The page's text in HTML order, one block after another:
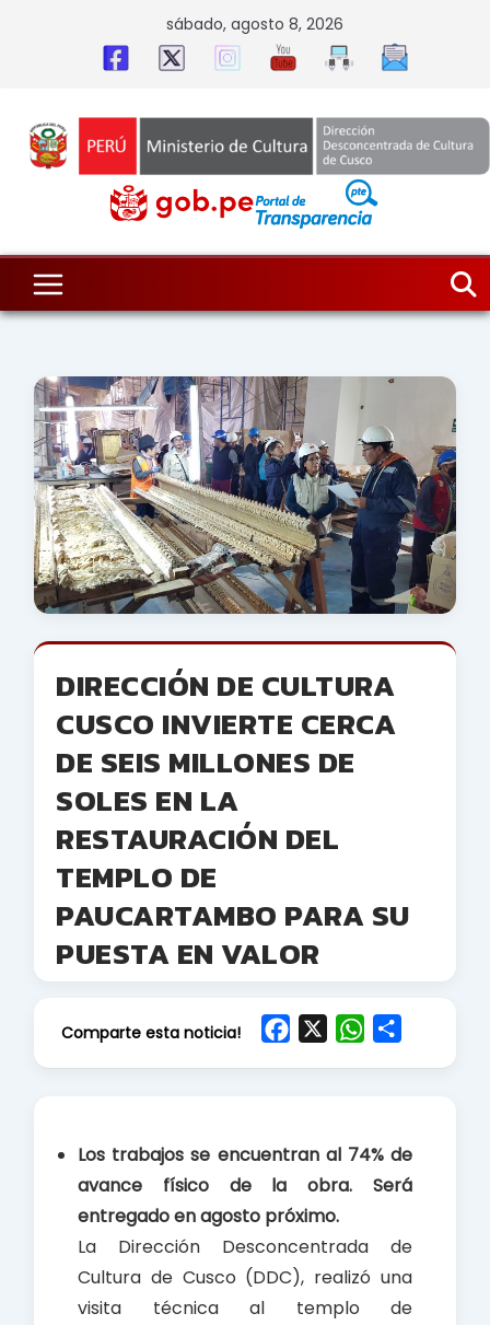
sábado, agosto 8, 2026
DIRECCIÓN DE CULTURA
CUSCO INVIERTE CERCA
DE SEIS MILLONES DE
SOLES EN LA
RESTAURACIÓN DEL
TEMPLO DE
PAUCARTAMBO PARA SU
PUESTA EN VALOR
Comparte esta noticia!
k
W
s
p
Los trabajos se encuentran al 74% de
avance físico de la obra. Será
entregado en agosto próximo.
La Dirección Desconcentrada de
Cultura de Cusco (DDC), realizó una
visita técnica al templo de